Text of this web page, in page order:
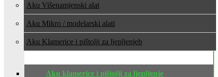
Aku Višenamjenski alat
Aku Mikro / modelarski alati
Aku Klamerice i pištolji za ljepljenje
Aku klamerice i pištolji za ljepljenje